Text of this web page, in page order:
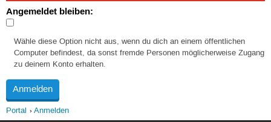
Angemeldet bleiben:
Wähle diese Option nicht aus, wenn du dich an einem öffentlichen
Computer befindest, da sonst fremde Personen möglicherweise Zugang
zu deinem Konto erhalten.
Portal Anmelden